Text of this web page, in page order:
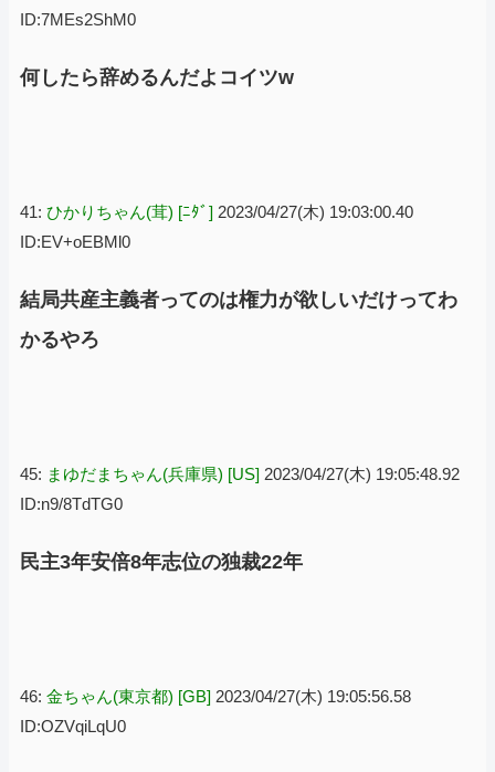
ID:7MEs2ShM0
何したら辞めるんだよコイツw
41: ひかりちゃん(茸) [ﾆﾀﾞ] 2023/04/27(木) 19:03:00.40
ID:EV+oEBMl0
結局共産主義者ってのは権力が欲しいだけってわ
かるやろ
45: まゆだまちゃん(兵庫県) [US] 2023/04/27(木) 19:05:48.92
ID:n9/8TdTG0
民主3年安倍8年志位の独裁22年
46: 金ちゃん(東京都) [GB] 2023/04/27(木) 19:05:56.58
ID:OZVqiLqU0